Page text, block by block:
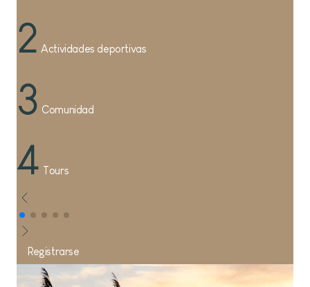
2 Actividades deportivas
3 Comunidad
4 Tours
Registrarse